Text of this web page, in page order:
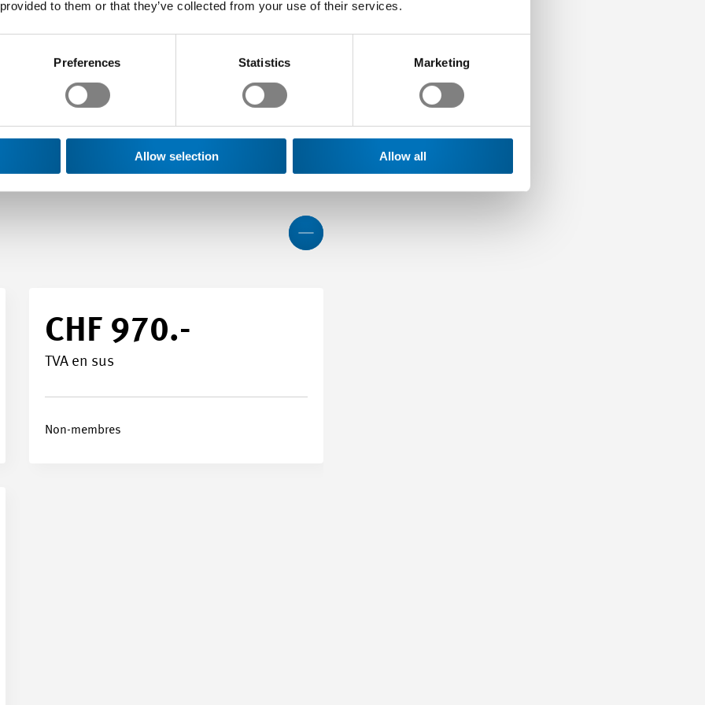
to them or that they’ve collected from your use of their services.
Preferences Statistics Marketing
Allow selection Allow all
05.11.
2026
06.11.
2026
CHF 970.-
TVA en sus
Non-membres